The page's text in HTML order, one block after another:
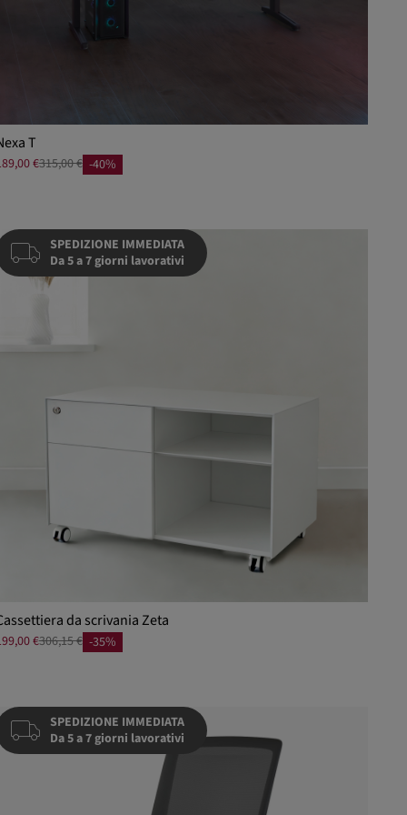
T
€315,00 € -40%
SPEDIZIONE IMMEDIATA
Da 5 a 7 giorni lavorativi
da scrivania Zeta
€306,15 € -35%
SPEDIZIONE IMMEDIATA
Da 5 a 7 giorni lavorativi